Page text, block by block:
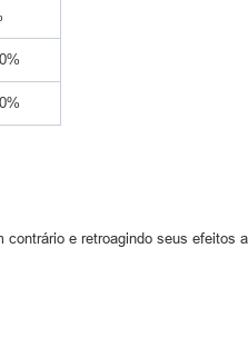
e retroagindo seus efeitos